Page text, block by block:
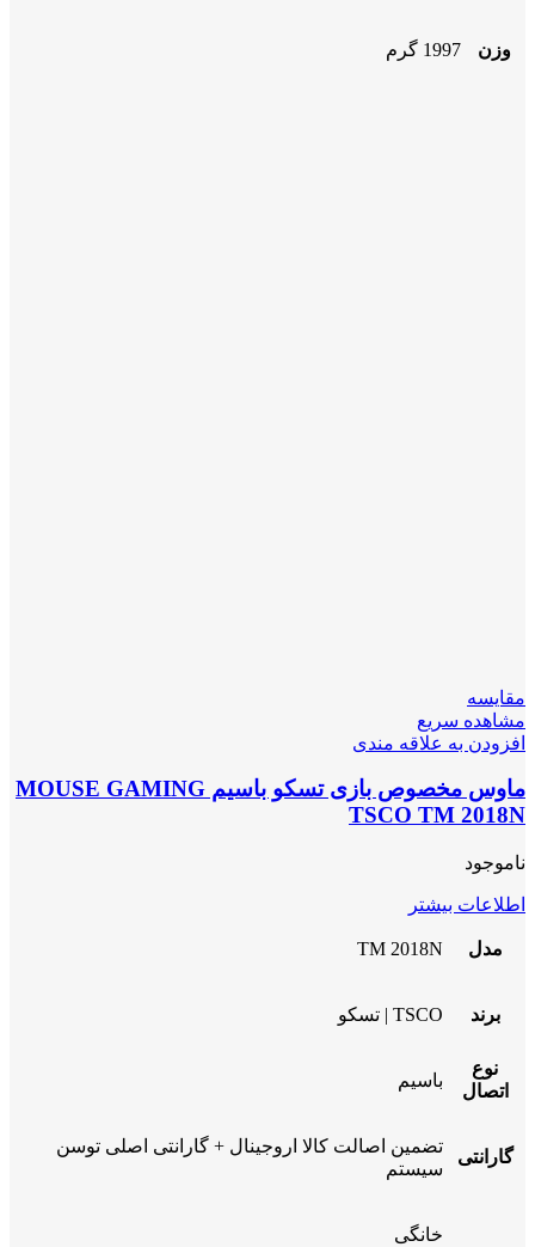
وزن 1997 گرم
مقایسه
مشاهده سریع
افزودن به علاقه مندی
ماوس مخصوص بازی تسکو باسیم MOUSE GAMING
TSCO TM 2018N
ناموجود
اطلاعات بیشتر
مدل TM 2018N
برند TSCO | تسکو
نوع
اتصال
باسیم
گارانتی
تضمین اصالت کالا اروجینال + گارانتی اصلی توسن
سیستم
خانگی